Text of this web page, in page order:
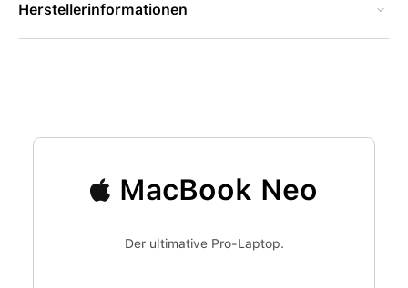
Herstellerinformationen
MacBook Neo
Der ultimative Pro-Laptop.